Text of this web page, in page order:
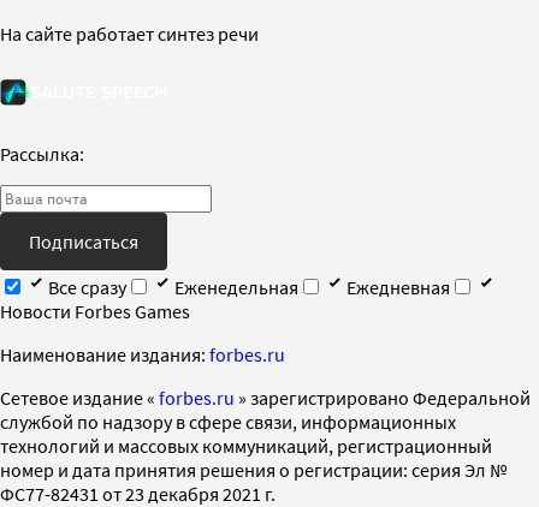
На сайте работает синтез речи
Рассылка:
Подписаться
Все сразу
Еженедельная
Ежедневная
Новости Forbes Games
Наименование издания: forbes.ru
Cетевое издание « forbes.ru » зарегистрировано Федеральной
службой по надзору в сфере связи, информационных
технологий и массовых коммуникаций, регистрационный
номер и дата принятия решения о регистрации: серия Эл №
ФС77-82431 от 23 декабря 2021 г.